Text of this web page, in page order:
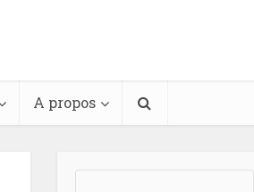
A propos